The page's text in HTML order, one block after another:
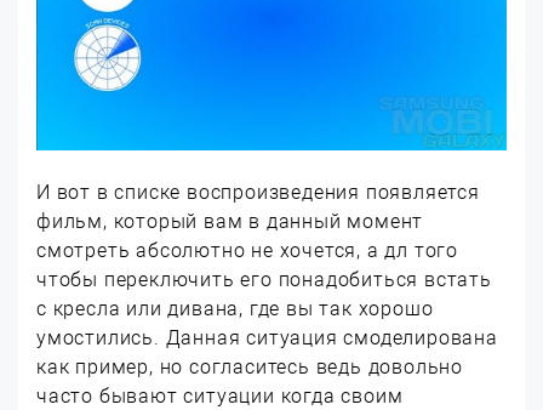
И вот в списке воспроизведения появляется
фильм, который вам в данный момент
смотреть абсолютно не хочется, а дл того
чтобы переключить его понадобиться встать
с кресла или дивана, где вы так хорошо
умостились. Данная ситуация смоделирована
как пример, но согласитесь ведь довольно
часто бывают ситуации когда своим